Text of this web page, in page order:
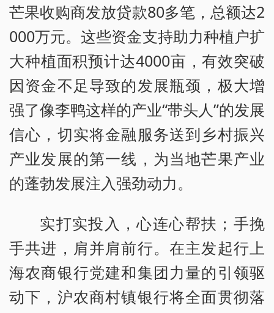
芒果收购商发放贷款80多笔，总额达2
000万元。这些资金支持助力种植户扩
大种植面积预计达4000亩，有效突破
因资金不足导致的发展瓶颈，极大增
强了像李鸭这样的产业“带头人”的发展
信心，切实将金融服务送到乡村振兴
产业发展的第一线，为当地芒果产业
的蓬勃发展注入强劲动力。
实打实投入，心连心帮扶；手挽
手共进，肩并肩前行。在主发起行上
海农商银行党建和集团力量的引领驱
动下，沪农商村镇银行将全面贯彻落